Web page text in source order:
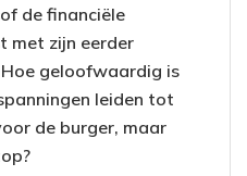
de financiële
met zijn eerder
geloofwaardig is
leiden tot
de burger, maar